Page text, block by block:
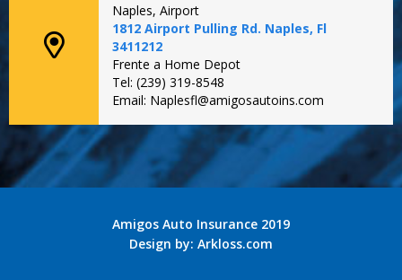
Naples, Airport
1812 Airport Pulling Rd. Naples, Fl
3411212
Frente a Home Depot
Tel: (239) 319-8548
Email: Naplesfl@amigosautoins.com
Amigos Auto Insurance 2019
Design by: Arkloss.com